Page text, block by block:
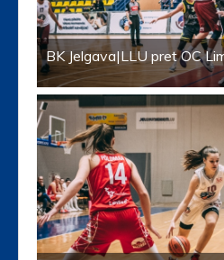
BK Jelgava|LLU pret OC